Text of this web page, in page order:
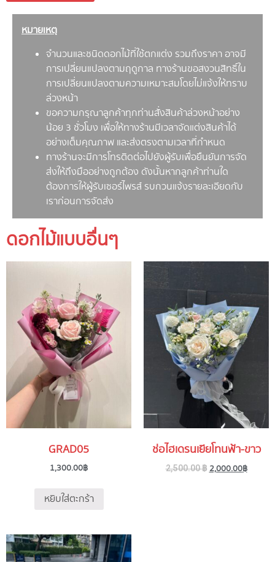
หมายเหตุ
จำนวนและชนิดดอกไม้ที่ใช้ตกแต่ง รวมถึงราคา อาจมี
การเปลี่ยนแปลงตามฤดูกาล ทางร้านขอสงวนสิทธิ์ใน
การเปลี่ยนแปลงตามความเหมาะสมโดยไม่แจ้งให้ทราบ
ล่วงหน้า
ขอความกรุณาลูกค้าทุกท่านสั่งสินค้าล่วงหน้าอย่าง
น้อย 3 ชั่วโมง เพื่อให้ทางร้านมีเวลาจัดแต่งสินค้าได้
อย่างเต็มคุณภาพ และส่งตรงตามเวลาที่กำหนด
ทางร้านจะมีการโทรติดต่อไปยังผู้รับเพื่อยืนยันการจัด
ส่งให้ถึงมืออย่างถูกต้อง ดังนั้นหากลูกค้าท่านใด
ต้องการให้ผู้รับเซอร์ไพรส์ รบกวนแจ้งรายละเอียดกับ
เราก่อนการจัดส่ง
ดอกไม้แบบอื่นๆ
GRAD05
1,300.00฿
หยิบใส่ตะกร้า
ช่อไฮเดรนเยียโทนฟ้า-ขาว
2,500.00฿ 2,000.00฿